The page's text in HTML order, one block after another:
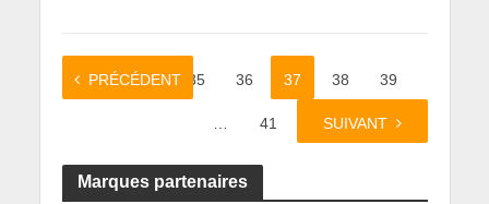
PRÉCÉDENT
1 … 35 36 37 38 39
… 41 SUIVANT
Marques partenaires